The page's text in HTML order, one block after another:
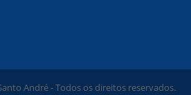
André - Todos os direitos reservados.